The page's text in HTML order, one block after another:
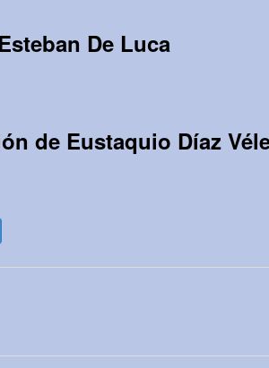
De Luca
de Eustaquio Díaz